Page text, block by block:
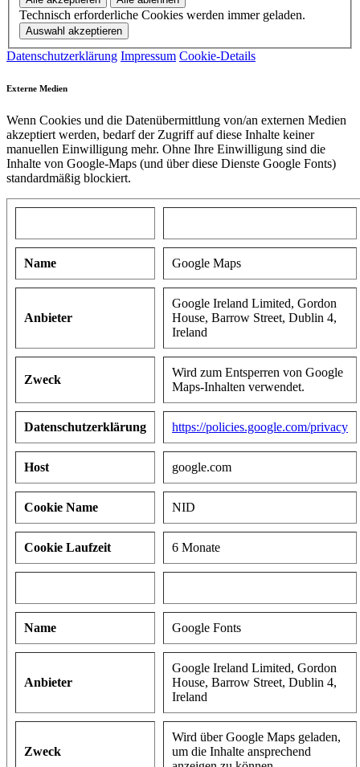
Technisch erforderliche Cookies werden immer geladen.
Datenschutzerklärung Impressum Cookie-Details
Externe Medien
Wenn Cookies und die Datenübermittlung von/an externen Medien
akzeptiert werden, bedarf der Zugriff auf diese Inhalte keiner
manuellen Einwilligung mehr. Ohne Ihre Einwilligung sind die
Inhalte von Google-Maps (und über diese Dienste Google Fonts)
standardmäßig blockiert.
Name Google Maps
Anbieter
Google Ireland Limited, Gordon
House, Barrow Street, Dublin 4,
Ireland
Zweck
Wird zum Entsperren von Google
Maps-Inhalten verwendet.
Datenschutzerklärung https://policies.google.com/privacy
Host google.com
Cookie Name NID
Cookie Laufzeit 6 Monate
Name Google Fonts
Anbieter
Google Ireland Limited, Gordon
House, Barrow Street, Dublin 4,
Ireland
Zweck
Wird über Google Maps geladen,
um die Inhalte ansprechend